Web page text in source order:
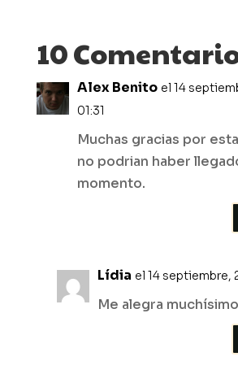
10
Alex Benito el 14
01:31
Muchas gracias por
no podrian haber
momento.
Lídia el 14 septiembre,
Me alegra